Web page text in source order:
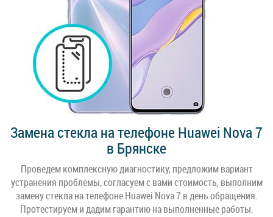
Замена стекла на телефоне Huawei Nova 7
в Брянске
Проведем комплексную диагностику, предложим вариант
устранения проблемы, согласуем с вами стоимость, выполним
замену стекла на телефоне Huawei Nova 7 в день обращения.
Протестируем и дадим гарантию на выполненные работы.